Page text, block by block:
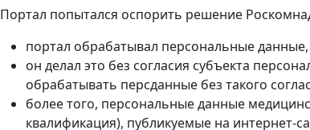
Портал попытался оспорить решение
портал обрабатывал персональные данные,
он делал это без согласия субъекта
обрабатывать персданные без такого
более того, персональные данные
квалификация), публикуемые на интернет-